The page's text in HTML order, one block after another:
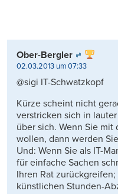
Ober-Bergler
02.03.2013 um 07:33
@sigi IT-Schwatzkopf
Kürze scheint nicht
verstricken sich in
über sich. Wenn Sie
wollen, dann werden
Und: Wenn Sie als IT-
für einfache Sachen
Ihren Rat
künstlichen Stunden-